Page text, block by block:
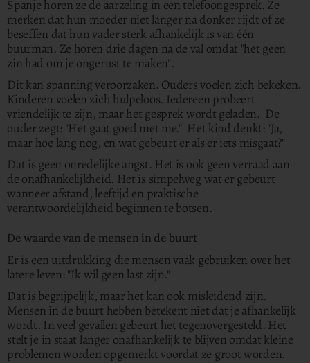
Spanje horen ze de aarzeling in een telefoongesprek. Ze
merken dat hun moeder niet langer na donker rijdt of ze
beseffen dat hun vader sterk afhankelijk is van één
buurman. Ze horen drie dagen na de val omdat "het geen
zin had om je ongerust te maken".
Dit kan spanning veroorzaken. Ouders voelen zich bekeken.
Kinderen voelen zich hulpeloos. Iedereen probeert
vriendelijk te zijn, maar het gesprek wordt geladen. De
ouder zegt: "Het gaat goed met me." Het kind denkt: "Ja,
maar hoe lang nog, en wat gebeurt er als er iets misgaat?"
Dat is geen onredelijke angst. Het is ook geen verraad aan
de onafhankelijkheid. Het is simpelweg wat er gebeurt
wanneer afstand, leeftijd en praktische
verantwoordelijkheid beginnen te botsen.
De waarde van de mensen in de buurt
Er is een uitdrukking die mensen vaak gebruiken over het
latere leven: "Ik wil geen last zijn."
Dat is begrijpelijk, maar het kan ook misleidend zijn.
Mensen in de buurt hebben betekent niet dat je afhankelijk
wordt. In veel gevallen gebeurt het tegenovergesteld. Het
stelt je in staat langer onafhankelijk te blijven omdat kleine
problemen worden opgemerkt voordat ze groot worden.